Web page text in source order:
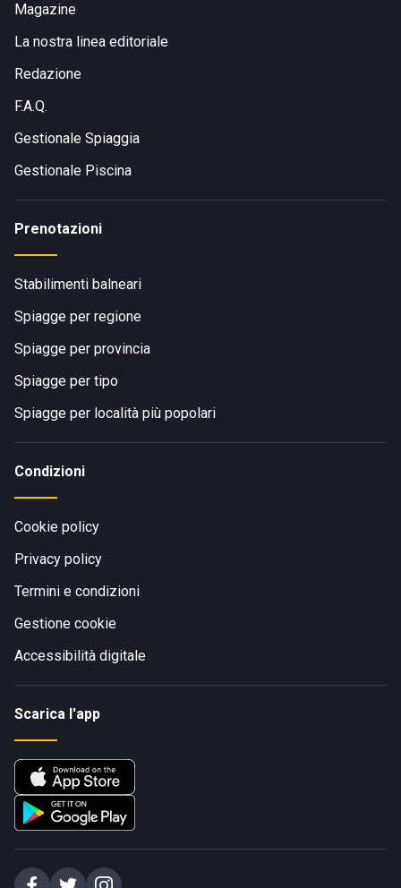
Magazine
La nostra linea editoriale
Redazione
F.A.Q.
Gestionale Spiaggia
Gestionale Piscina
Prenotazioni
Stabilimenti balneari
Spiagge per regione
Spiagge per provincia
Spiagge per tipo
Spiagge per località più popolari
Condizioni
Cookie policy
Privacy policy
Termini e condizioni
Gestione cookie
Accessibilità digitale
Scarica l'app